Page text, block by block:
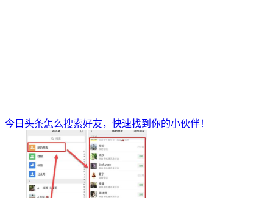
今日头条怎么搜索好友，快速找到你的小伙伴！